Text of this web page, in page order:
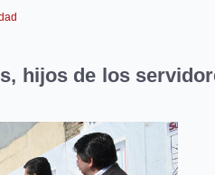
hijos de los